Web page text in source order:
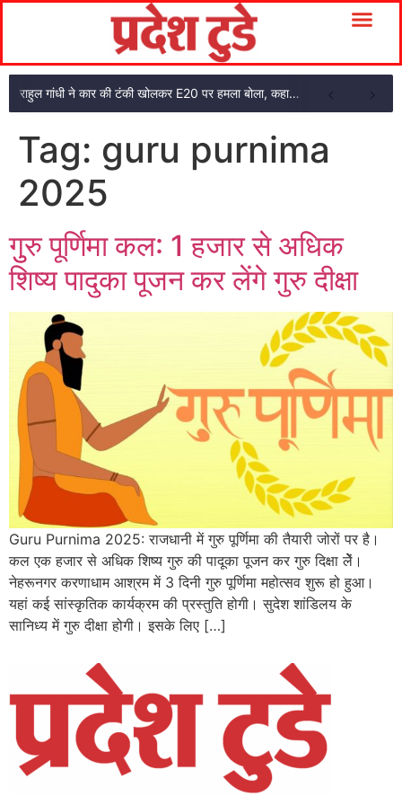
राहुल गांधी ने कार की टंकी खोलकर E20 पर हमला बोला, कहा- पूरी दाल ही काली है
Tag: guru purnima
2025
गुुरु पूर्णिमा कल: 1 हजार से अधिक
शिष्य पादुका पूजन कर लेंगे गुरु दीक्षा
Guru Purnima 2025: राजधानी में गुरु पूर्णिमा की तैयारी जोरों पर है।
कल एक हजार से अधिक शिष्य गुरु की पादूका पूजन कर गुरु दिक्षा लेें।
नेहरूनगर करणाधाम आश्रम में 3 दिनी गुरु पूर्णिमा महोत्सव शुरू हो हुआ।
यहां कई सांस्कृतिक कार्यक्रम की प्रस्तुति होगी। सुदेश शांडिलय के
सानिध्य में गुरु दीक्षा होगी। इसके लिए […]